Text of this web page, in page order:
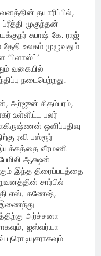
தயாரிப்பில்,
முகுந்தன்
சுபாஷ் கே. ராஜ்
உலகம் முழுவதும்
வகையில்
நடைபெற்றது.
அர்ஜுன் சிதம்பரம்,
உள்ளிட்ட பலர்
ஒளிப்பதிவு
ரவி பஸ்ரூர்
வீரமணி
ஆக்ஷன்
இந்த திரைப்படத்தை
சார்பில்
எஸ். கணேஷ்,
இணைந்து
அர்ச்சனா
ஐஸ்வர்யா